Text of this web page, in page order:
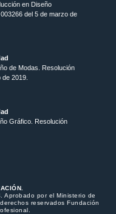
en Diseño
del 5 de marzo de
de Modas. Resolución
2019.
Gráfico. Resolución
Aprobado por el Ministerio de
reservados Fundación